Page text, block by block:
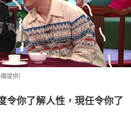
提供）
令你了解人性，現任令你了